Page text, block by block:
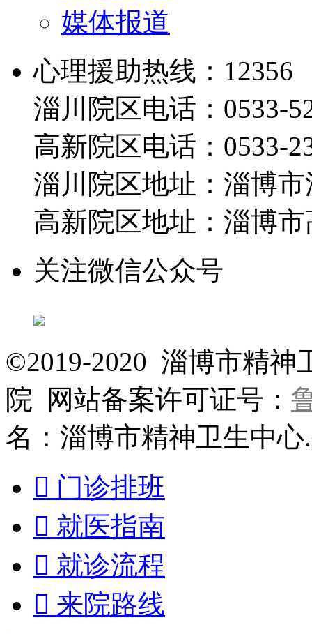
媒体报道
心理援助热线：12356
淄川院区电话：0533-
高新院区电话：0533-
淄川院区地址：淄博
高新院区地址：淄博
关注微信公众号
©2019-2020 淄博市精神
院 网站备案许可证号：
名：淄博市精神卫生中心
 门诊排班
 就医指南
 就诊流程
 来院路线